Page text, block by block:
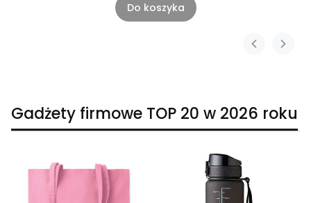
Do koszyka
Gadżety firmowe TOP 20 w 2026 roku